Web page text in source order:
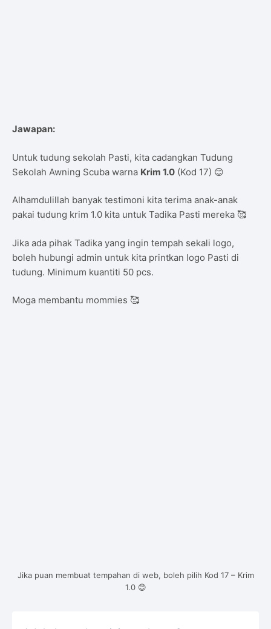
Jawapan:
Untuk tudung sekolah Pasti, kita cadangkan Tudung
Sekolah Awning Scuba warna Krim 1.0 (Kod 17) 😊
Alhamdulillah banyak testimoni kita terima anak-anak
pakai tudung krim 1.0 kita untuk Tadika Pasti mereka 🥰
Jika ada pihak Tadika yang ingin tempah sekali logo,
boleh hubungi admin untuk kita printkan logo Pasti di
tudung. Minimum kuantiti 50 pcs.
Moga membantu mommies 🥰
Jika puan membuat tempahan di web, boleh pilih Kod 17 – Krim
1.0 😊